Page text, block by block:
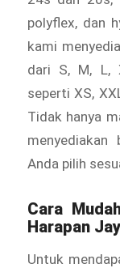
polyflex, dan
kami
dari S, M, L,
seperti XS,
Tidak hanya
Anda pilih
Cara
Harapan
Untuk